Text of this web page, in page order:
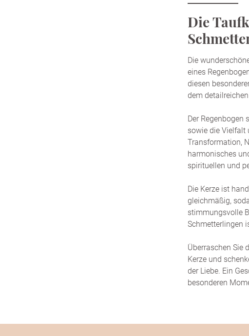
Die
Die
eines
diesen
dem
Der Regenbogen
sowie die Vielfalt
Transformation,
harmonisches
spirituellen und
Die Kerze ist
gleichmäßig,
stimmungsvolle
Schmetterlingen
Überraschen Sie
Kerze und
der Liebe. Ein
besonderen